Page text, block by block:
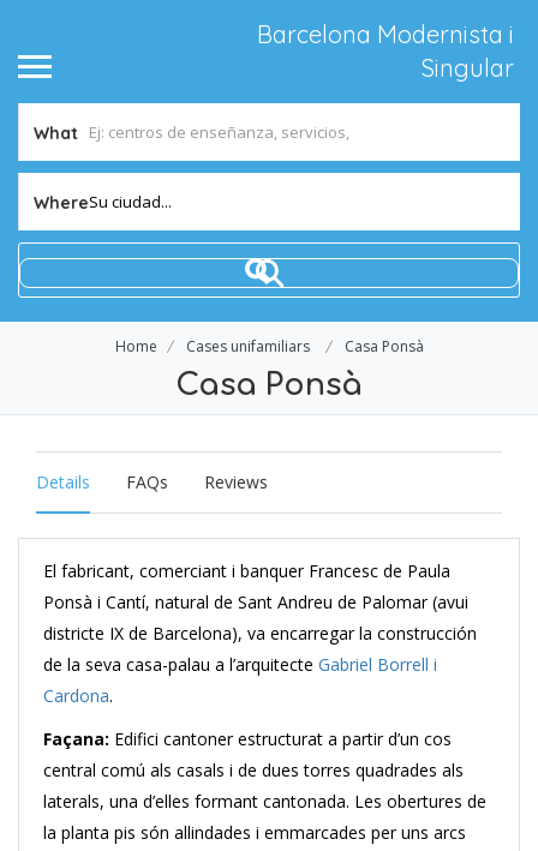
Barcelona Modernista i
Singular
What
WhereSu ciudad...
Home Cases unifamiliars Casa Ponsà
Casa Ponsà
Details FAQs Reviews
El fabricant, comerciant i banquer Francesc de Paula
Ponsà i Cantí, natural de Sant Andreu de Palomar (avui
districte IX de Barcelona), va encarregar la construcción
de la seva casa-palau a l’arquitecte Gabriel Borrell i
Cardona.
Façana: Edifici cantoner estructurat a partir d’un cos
central comú als casals i de dues torres quadrades als
laterals, una d’elles formant cantonada. Les obertures de
la planta pis són allindades i emmarcades per uns arcs